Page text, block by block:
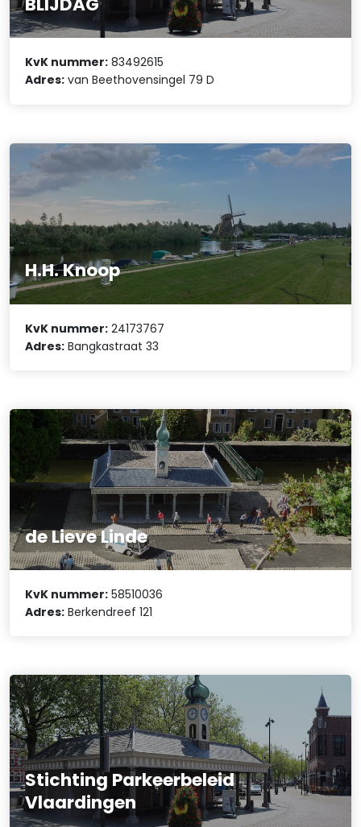
KvK nummer: 83492615
Adres: van Beethovensingel 79 D
H.H. Knoop
KvK nummer: 24173767
Adres: Bangkastraat 33
de Lieve Linde
KvK nummer: 58510036
Adres: Berkendreef 121
Stichting Parkeerbeleid
Vlaardingen